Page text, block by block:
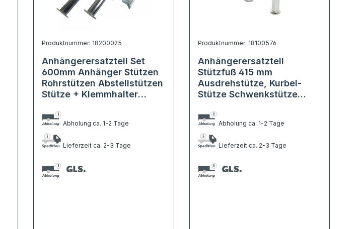
Produktnummer: 18200025
Anhängerersatzteil Set
600mm Anhänger Stützen
Rohrstützen Abstellstützen
Stütze + Klemmhalter
Abholung ca. 1-2 Tage
Lieferzeit ca. 2-3 Tage
Produktnummer: 18100576
Anhängerersatzteil
Stützfuß 415 mm
Ausdrehstütze, Kurbel-
Stütze Schwenkstütze
Abholung ca. 1-2 Tage
Lieferzeit ca. 2-3 Tage